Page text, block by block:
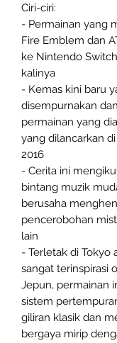
Ciri-ciri:
- Permainan yang
Fire Emblem dan
ke Nintendo
kalinya
- Kemas kini baru
disempurnakan
permainan yang
yang dilancarkan
2016
- Cerita ini
bintang muzik
berusaha
pencerobohan
lain
- Terletak di Tokyo
sangat terinspirasi
Jepun, permainan
sistem
giliran klasik dan
bergaya mirip